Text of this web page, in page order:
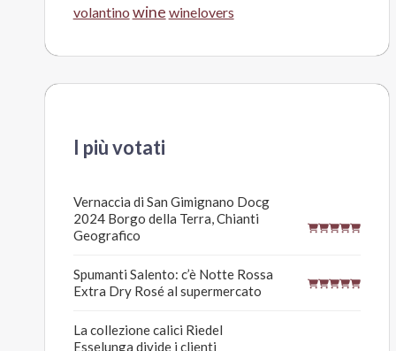
volantino wine winelovers
I più votati
Vernaccia di San Gimignano Docg
2024 Borgo della Terra, Chianti
Geografico
Spumanti Salento: c’è Notte Rossa
Extra Dry Rosé al supermercato
La collezione calici Riedel
Esselunga divide i clienti